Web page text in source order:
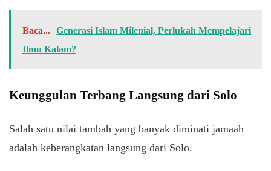
Baca... Generasi Islam Milenial, Perlukah Mempelajari
Ilmu Kalam?
Keunggulan Terbang Langsung dari Solo
Salah satu nilai tambah yang banyak diminati jamaah
adalah keberangkatan langsung dari Solo.